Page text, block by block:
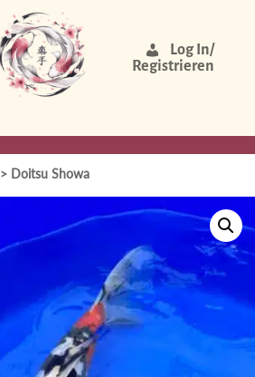
Log In/
Registrieren
> Doitsu Showa